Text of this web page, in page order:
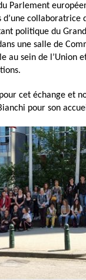
Parlement
collaboratrice
politique du
une salle de
au sein de l’Union
cet échange et
pour son